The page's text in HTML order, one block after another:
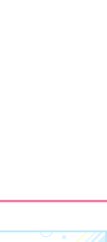
山姥切長義×南泉一文字
サンプル